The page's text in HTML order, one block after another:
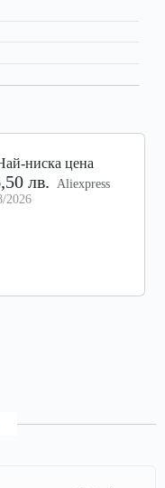
ниска цена
лв.
Aliexpress
2026